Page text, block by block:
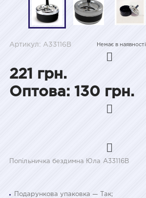
Артикул: A33116B Немає в наявності
221 грн.
Оптова: 130 грн.
Попільничка бездимна Юла A33116B
Подарункова упаковка — Так;